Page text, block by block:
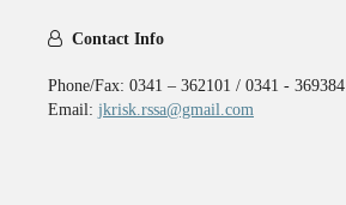
Contact Info
Phone/Fax: 0341 – 362101 / 0341 - 369384
Email: jkrisk.rssa@gmail.com